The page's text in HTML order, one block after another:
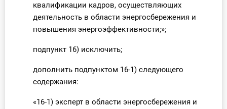
квалификации кадров, осуществляющих
деятельность в области энергосбережения и
повышения энергоэффективности;»;
подпункт 16) исключить;
дополнить подпунктом 16-1) следующего
содержания:
«16-1) эксперт в области энергосбережения и